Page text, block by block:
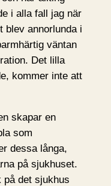
i alla fall jag när
blev annorlunda i
väntan
Det lilla
kommer inte att
skapar en
som
dessa långa,
på sjukhuset.
på det sjukhus